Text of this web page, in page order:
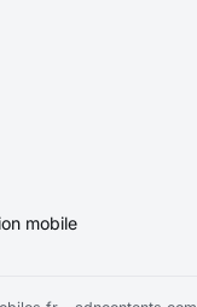
mobile